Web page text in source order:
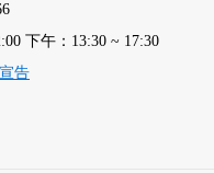
下午：13:30 ~ 17:30
告